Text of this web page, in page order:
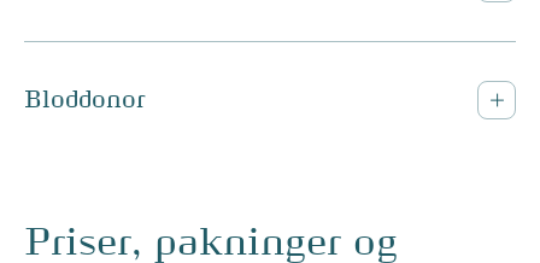
Bloddonor
Priser, pakninger og